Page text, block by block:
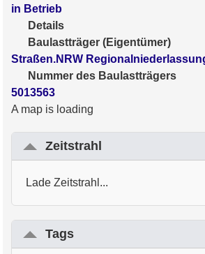
in Betrieb
Details
Baulastträger (Eigentümer)
Straßen.NRW
Nummer des Baulastträgers
5013563
A map is loading
Zeitstrahl
Lade Zeitstrahl...
Tags